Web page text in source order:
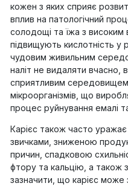
кожен з яких сприяє
вплив на патологічний
солодощі та їжа з високим
підвищують кислотність у
чудовим живильним
наліт не видаляти вчасно,
сприятливим
мікроорганізмів, що
процес руйнування емалі
Карієс також часто
звичками, зниженою
причин, спадковою
фтору та кальцію, а також
зазначити, що карієс може